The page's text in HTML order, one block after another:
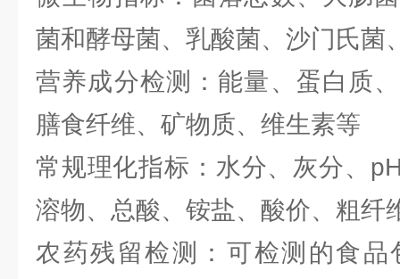
菌和酵母菌、乳酸菌、沙门氏菌
营养成分检测：能量、蛋白质
膳食纤维、矿物质、维生素等
常规理化指标：水分、灰分、
溶物、总酸、铵盐、酸价、粗纤
农药残留检测：可检测的食品